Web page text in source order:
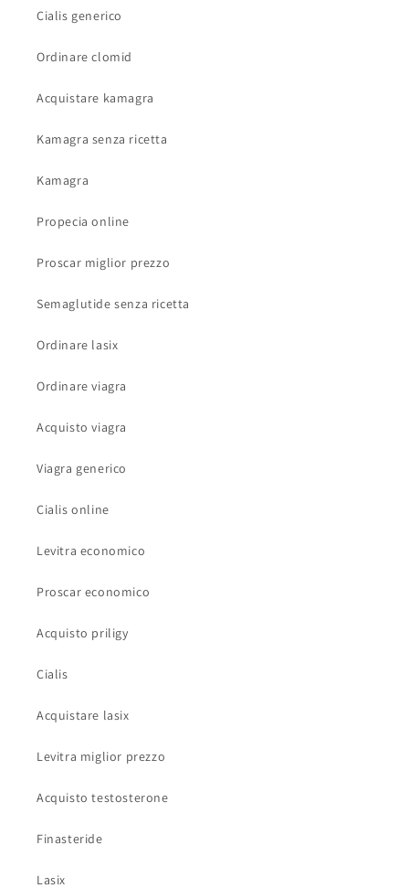
Cialis generico
Ordinare clomid
Acquistare kamagra
Kamagra senza ricetta
Kamagra
Propecia online
Proscar miglior prezzo
Semaglutide senza ricetta
Ordinare lasix
Ordinare viagra
Acquisto viagra
Viagra generico
Cialis online
Levitra economico
Proscar economico
Acquisto priligy
Cialis
Acquistare lasix
Levitra miglior prezzo
Acquisto testosterone
Finasteride
Lasix